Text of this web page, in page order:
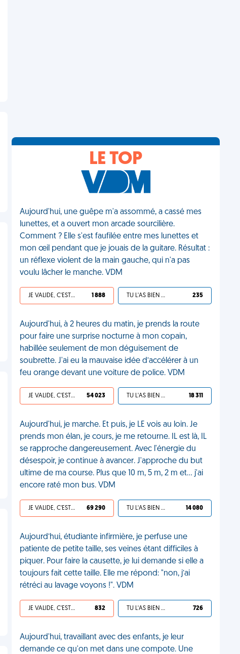
LE TOP
Aujourd'hui, une guêpe m'a assommé, a cassé mes
lunettes, et a ouvert mon arcade sourcilière.
Comment ? Elle s'est faufilée entre mes lunettes et
mon œil pendant que je jouais de la guitare. Résultat :
un réflexe violent de la main gauche, qui n'a pas
voulu lâcher le manche. VDM
JE VALIDE, C'EST UNE VDM 1 888 TU L'AS BIEN MÉRITÉ 235
Aujourd'hui, à 2 heures du matin, je prends la route
pour faire une surprise nocturne à mon copain,
habillée seulement de mon déguisement de
soubrette. J'ai eu la mauvaise idée d’accélérer à un
feu orange devant une voiture de police. VDM
JE VALIDE, C'EST UNE VDM 54 023 TU L'AS BIEN MÉRITÉ 18 311
Aujourd'hui, je marche. Et puis, je LE vois au loin. Je
prends mon élan, je cours, je me retourne. IL est là, IL
se rapproche dangereusement. Avec l'énergie du
désespoir, je continue à avancer. J'approche du but
ultime de ma course. Plus que 10 m, 5 m, 2 m et... j'ai
encore raté mon bus. VDM
JE VALIDE, C'EST UNE VDM 69 290 TU L'AS BIEN MÉRITÉ 14 080
Aujourd’hui, étudiante infirmière, je perfuse une
patiente de petite taille, ses veines étant difficiles à
piquer. Pour faire la causette, je lui demande si elle a
toujours fait cette taille. Elle me répond: "non, j’ai
rétréci au lavage voyons !". VDM
JE VALIDE, C'EST UNE VDM 832 TU L'AS BIEN MÉRITÉ 726
Aujourd'hui, travaillant avec des enfants, je leur
demande ce qu'on met dans une compote. Une